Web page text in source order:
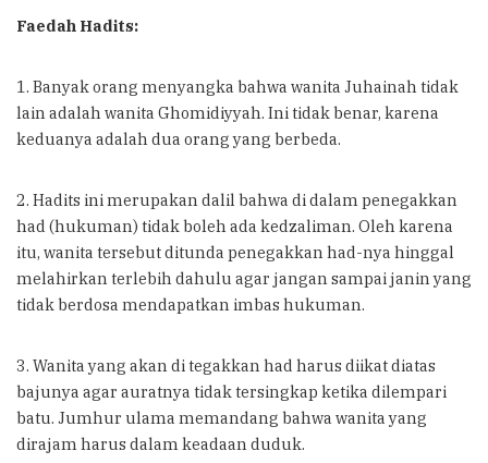
Faedah Hadits:
1. Banyak orang menyangka bahwa wanita Juhainah tidak
lain adalah wanita Ghomidiyyah. Ini tidak benar, karena
keduanya adalah dua orang yang berbeda.
2. Hadits ini merupakan dalil bahwa di dalam penegakkan
had (hukuman) tidak boleh ada kedzaliman. Oleh karena
itu, wanita tersebut ditunda penegakkan had-nya hinggal
melahirkan terlebih dahulu agar jangan sampai janin yang
tidak berdosa mendapatkan imbas hukuman.
3. Wanita yang akan di tegakkan had harus diikat diatas
bajunya agar auratnya tidak tersingkap ketika dilempari
batu. Jumhur ulama memandang bahwa wanita yang
dirajam harus dalam keadaan duduk.